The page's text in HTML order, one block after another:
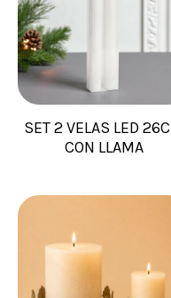
SET 2 VELAS LED
CON LLAMA